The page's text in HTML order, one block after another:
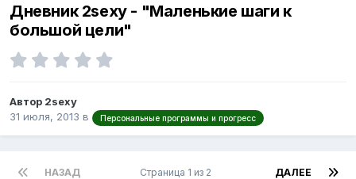
Дневник 2sexy - "Маленькие шаги к
большой цели"
Автор 2sexy
31 июля, 2013 в Персональные программы и прогресс
НАЗАД ДАЛЕЕ
Страница 1 из 2